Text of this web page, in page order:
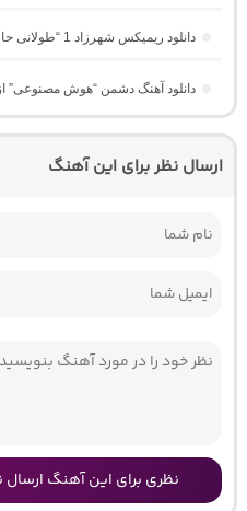
دانلود ریمیکس شهرزاد 1 “طولانی حال خوب کن” از دیجی ورسی
دانلود آهنگ دشمن “هوش مصنوعی”
ارسال نظر برای این آهنگ
نظری برای این آهنگ ارسال